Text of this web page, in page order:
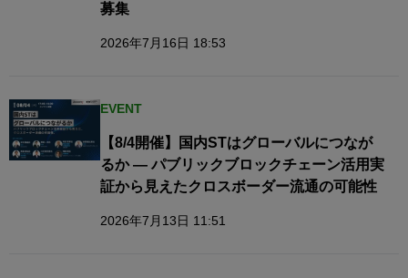
募集
2026年7月16日 18:53
EVENT
【8/4開催】国内STはグローバルにつなが
るか — パブリックブロックチェーン活用実
証から見えたクロスボーダー流通の可能性
2026年7月13日 11:51